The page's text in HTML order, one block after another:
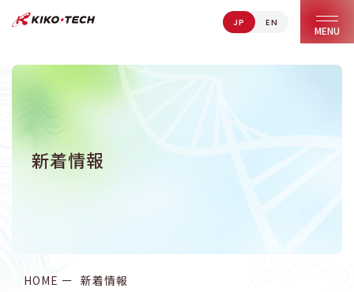
キコーテック株式会社 | ライフサイエンス研究への貢献
JP EN
MENU
新着情報
HOME 新着情報